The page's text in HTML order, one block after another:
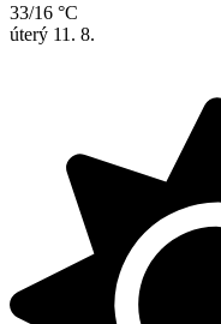
33/16 °C
úterý 11. 8.